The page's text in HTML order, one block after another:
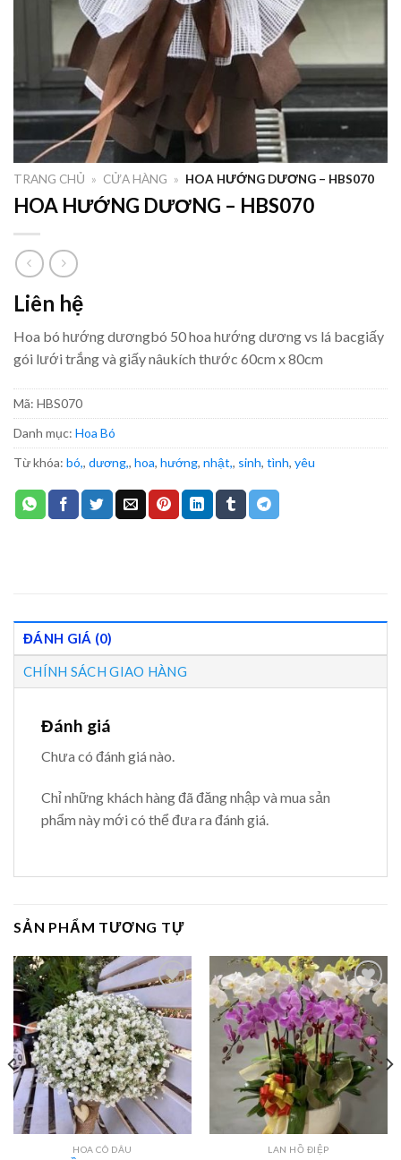
TRANG CHỦ » CỬA HÀNG » HOA HƯỚNG DƯƠNG – HBS070
HOA HƯỚNG DƯƠNG – HBS070
Liên hệ
Hoa bó hướng dươngbó 50 hoa hướng dương vs lá bacgiấy
gói lưới trắng và giấy nâukích thước 60cm x 80cm
Mã: HBS070
Danh mục: Hoa Bó
Từ khóa: bó,, dương,, hoa, hướng, nhật,, sinh, tình, yêu
ĐÁNH GIÁ (0)
CHÍNH SÁCH GIAO HÀNG
Đánh giá
Chưa có đánh giá nào.
Chỉ những khách hàng đã đăng nhập và mua sản
phẩm này mới có thể đưa ra đánh giá.
SẢN PHẨM TƯƠNG TỰ
HOA CÔ DÂU LAN HỒ ĐIỆP